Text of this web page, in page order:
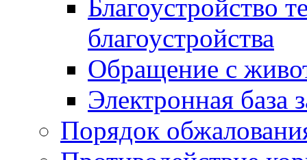
Благоустройство
благоустройства
Обращение с
Электронная база
Порядок